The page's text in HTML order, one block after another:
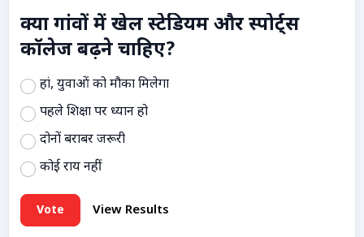
क्या गांवों में खेल स्टेडियम और स्पोर्ट्स
कॉलेज बढ़ने चाहिए?
हां, युवाओं को मौका मिलेगा
पहले शिक्षा पर ध्यान हो
दोनों बराबर जरूरी
कोई राय नहीं
Vote View Results